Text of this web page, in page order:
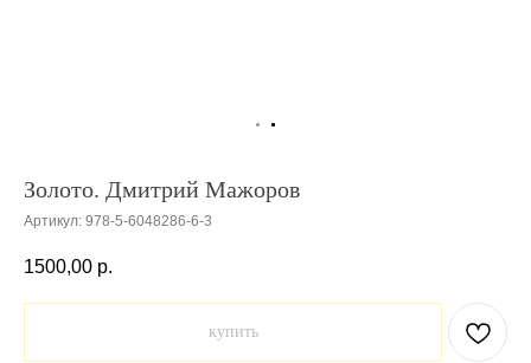
Золото. Дмитрий Мажоров
Артикул: 978-5-6048286-6-3
1500,00 р.
купить